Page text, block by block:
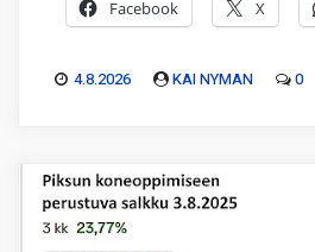
Facebook X
4.8.2026 KAI NYMAN 0